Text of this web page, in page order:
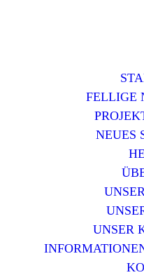
FELLIGE
NEUES
UNSER